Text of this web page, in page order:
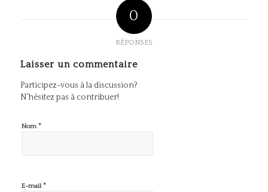
0
RÉPONSES
Laisser un commentaire
Participez-vous à la discussion?
N'hésitez pas à contribuer!
Nom *
E-mail *